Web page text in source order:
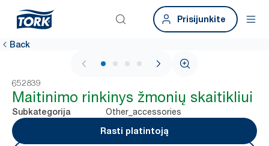
Prisijunkite
Back
1 / 4
652839
Maitinimo rinkinys žmonių skaitikliui
Subkategorija
Other_accessories
Rasti platintoją